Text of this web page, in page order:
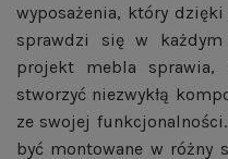
wyposażenia, który
sprawdzi się w każdym
projekt mebla sprawia,
stworzyć niezwykłą
ze swojej
być montowane w różny